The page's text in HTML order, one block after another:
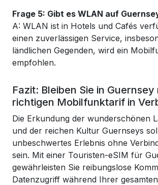
Frage 5: Gibt es WLAN auf
A: WLAN ist in Hotels und Cafés
einen zuverlässigen Service,
ländlichen Gegenden, wird ein
empfohlen.
Fazit: Bleiben Sie in Guernsey
richtigen Mobilfunktarif in
Die Erkundung der wunderschönen
und der reichen Kultur Guernseys
unbeschwertes Erlebnis ohne
sein. Mit einer Touristen-eSIM für
gewährleisten Sie reibungslose
Datenzugriff während Ihrer